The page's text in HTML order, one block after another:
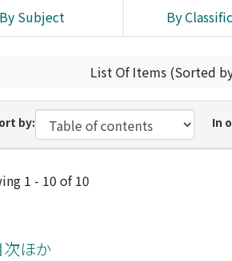
By Subject By
List Of Items (Sorted
by: In
Submissions
1 - 10 of 10
ほか